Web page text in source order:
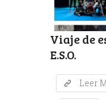
Viaje de
E.S.O.
Leer